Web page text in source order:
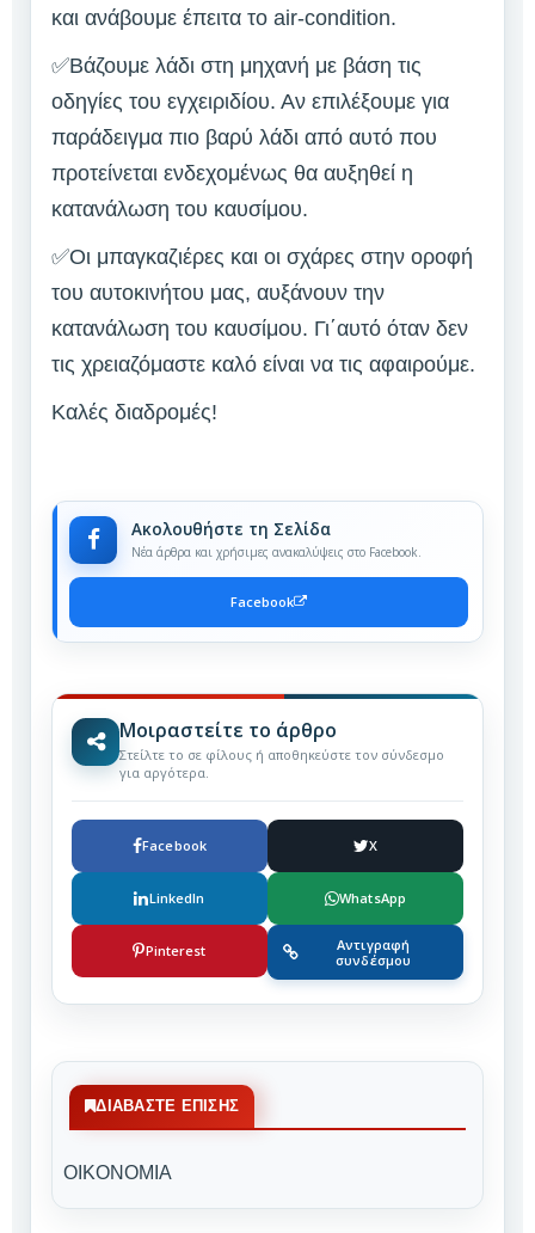
και ανάβουμε έπειτα το air-condition.
✅Βάζουμε λάδι στη μηχανή με βάση τις
οδηγίες του εγχειριδίου. Αν επιλέξουμε για
παράδειγμα πιο βαρύ λάδι από αυτό που
προτείνεται ενδεχομένως θα αυξηθεί η
κατανάλωση του καυσίμου.
✅Οι μπαγκαζιέρες και οι σχάρες στην οροφή
του αυτοκινήτου μας, αυξάνουν την
κατανάλωση του καυσίμου. Γι΄αυτό όταν δεν
τις χρειαζόμαστε καλό είναι να τις αφαιρούμε.
Καλές διαδρομές!
Ακολουθήστε τη Σελίδα
Νέα άρθρα και χρήσιμες ανακαλύψεις στο Facebook.
Facebook
Μοιραστείτε το άρθρο
Στείλτε το σε φίλους ή αποθηκεύστε τον σύνδεσμο
για αργότερα.
Facebook X
LinkedIn WhatsApp
Pinterest
Αντιγραφή
συνδέσμου
ΔΙΑΒΆΣΤΕ ΕΠΊΣΗΣ
ΟΙΚΟΝΟΜΙΑ